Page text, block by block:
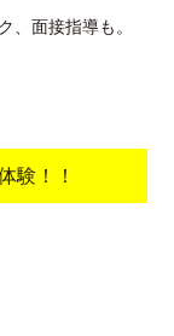
、面接指導も。
験！！